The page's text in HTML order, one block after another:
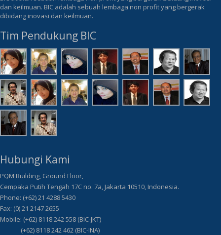
dan keilmuan. BIC adalah sebuah lembaga non profit yang bergerak
dibidang inovasi dan keilmuan.
Tim Pendukung BIC
Hubungi Kami
PQM Building, Ground Floor,
Cempaka Putih Tengah 17C no. 7a, Jakarta 10510, Indonesia.
Phone: (+62) 21 4288 5430
Fax: (0) 21 2147 2655
Mobile: (+62) 8118 242 558 (BIC-JKT)
(+62) 8118 242 462 (BIC-INA)